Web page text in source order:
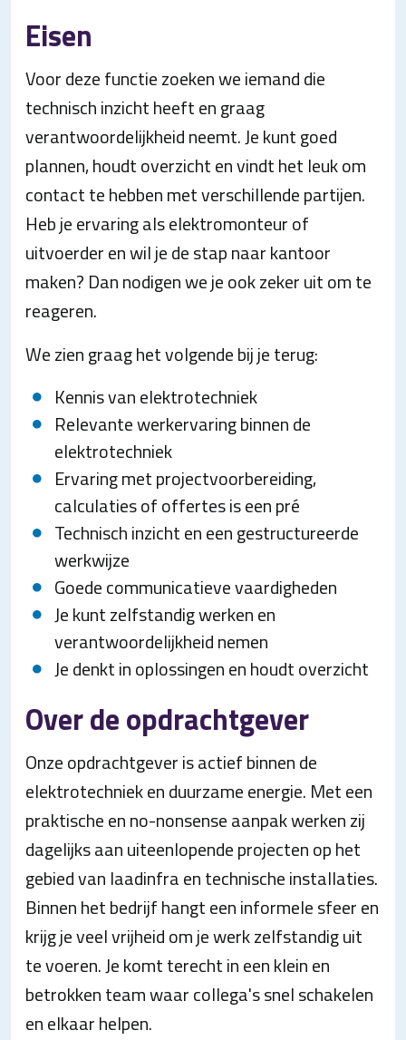
Eisen
Voor deze functie zoeken we iemand die
technisch inzicht heeft en graag
verantwoordelijkheid neemt. Je kunt goed
plannen, houdt overzicht en vindt het leuk om
contact te hebben met verschillende partijen.
Heb je ervaring als elektromonteur of
uitvoerder en wil je de stap naar kantoor
maken? Dan nodigen we je ook zeker uit om te
reageren.
We zien graag het volgende bij je terug:
Kennis van elektrotechniek
Relevante werkervaring binnen de
elektrotechniek
Ervaring met projectvoorbereiding,
calculaties of offertes is een pré
Technisch inzicht en een gestructureerde
werkwijze
Goede communicatieve vaardigheden
Je kunt zelfstandig werken en
verantwoordelijkheid nemen
Je denkt in oplossingen en houdt overzicht
Over de opdrachtgever
Onze opdrachtgever is actief binnen de
elektrotechniek en duurzame energie. Met een
praktische en no-nonsense aanpak werken zij
dagelijks aan uiteenlopende projecten op het
gebied van laadinfra en technische installaties.
Binnen het bedrijf hangt een informele sfeer en
krijg je veel vrijheid om je werk zelfstandig uit
te voeren. Je komt terecht in een klein en
betrokken team waar collega's snel schakelen
en elkaar helpen.